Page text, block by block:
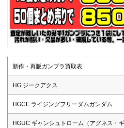
新作・再販ガンプラ買取表
HG ジークアクス
HGCE ライジングフリーダムガンダム
HGUC ギャンシュトローム（アグネス・